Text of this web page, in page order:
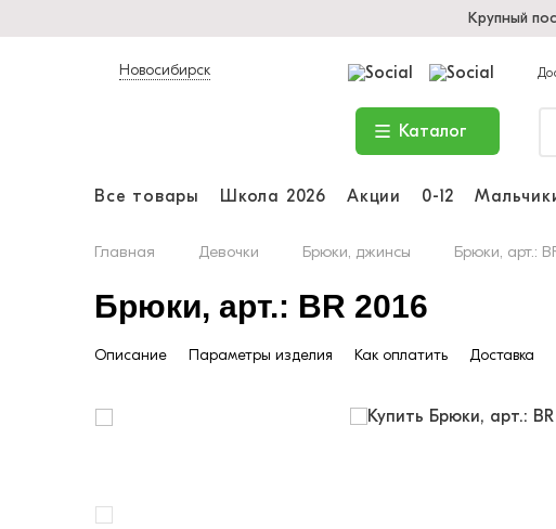
Крупный
Новосибирск
Каталог
Все товары Школа 2026 Акции 0-12
Главная Девочки Брюки, джинсы Брюки, арт.:
Брюки, арт.: BR 2016
Описание Параметры изделия Как оплатить Доставка